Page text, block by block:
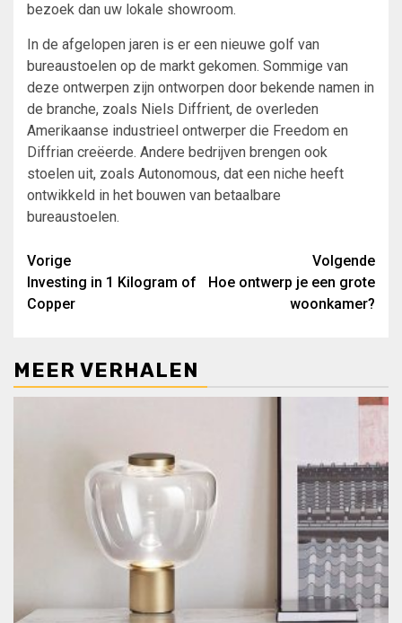
bezoek dan uw lokale showroom.
In de afgelopen jaren is er een nieuwe golf van
bureaustoelen op de markt gekomen. Sommige van
deze ontwerpen zijn ontworpen door bekende namen in
de branche, zoals Niels Diffrient, de overleden
Amerikaanse industrieel ontwerper die Freedom en
Diffrian creëerde. Andere bedrijven brengen ook
stoelen uit, zoals Autonomous, dat een niche heeft
ontwikkeld in het bouwen van betaalbare
bureaustoelen.
Bericht
navigatie
Vorige
Investing in 1 Kilogram of
Copper
Volgende
Hoe ontwerp je een grote
woonkamer?
MEER VERHALEN